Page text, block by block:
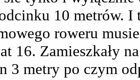
10 metrów. I
roweru
16. Zamieszkały
3 metry po czym